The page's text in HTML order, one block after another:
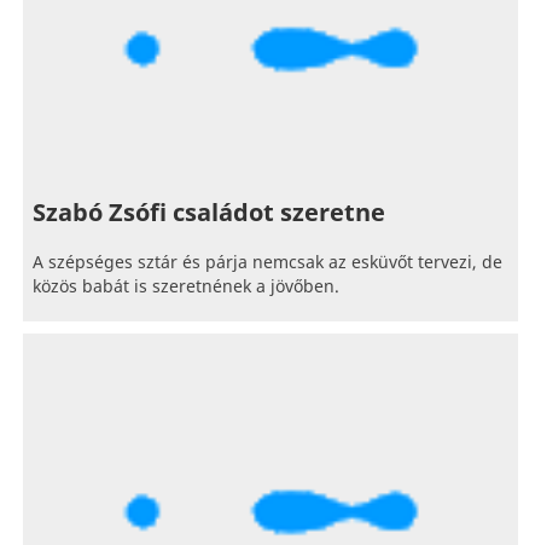
Szabó Zsófi családot szeretne
A szépséges sztár és párja nemcsak az esküvőt tervezi, de
közös babát is szeretnének a jövőben.